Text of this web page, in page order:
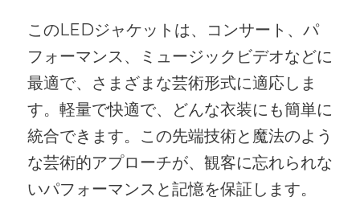
このLEDジャケットは、コンサート、パ
フォーマンス、ミュージックビデオなどに
最適で、さまざまな芸術形式に適応しま
す。軽量で快適で、どんな衣装にも簡単に
統合できます。この先端技術と魔法のよう
な芸術的アプローチが、観客に忘れられな
いパフォーマンスと記憶を保証します。